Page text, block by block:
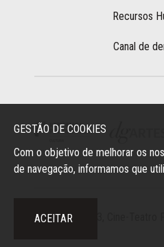
GESTÃO DE COOKIES
Com o objetivo de melhorar os
de navegação, informamos que
ACEITAR
Recursos
Canal de